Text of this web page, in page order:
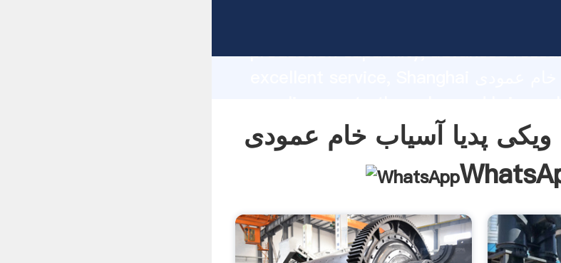
production capability, advanced
customers.